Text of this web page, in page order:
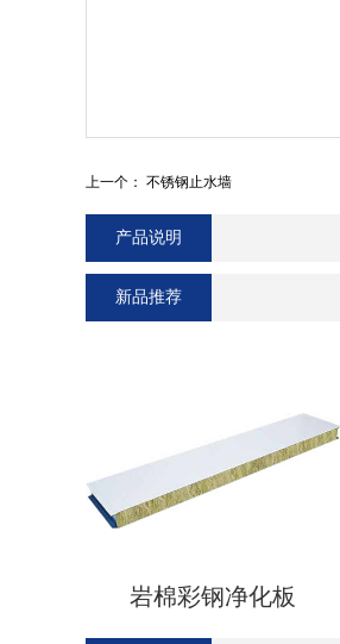
上一个： 不锈钢止水墙
产品说明
新品推荐
岩棉彩钢净化板